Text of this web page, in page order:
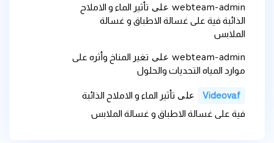
webteam-admin على تأثير الماء و الاملاح
الذائبة فية على غسالة الاطباق و غسالة
الملابس
webteam-admin على تغير المناخ وأثره على
موارد المياه التحديات والحلول
Videovaf على تأثير الماء و الاملاح الذائبة
فية على غسالة الاطباق و غسالة الملابس